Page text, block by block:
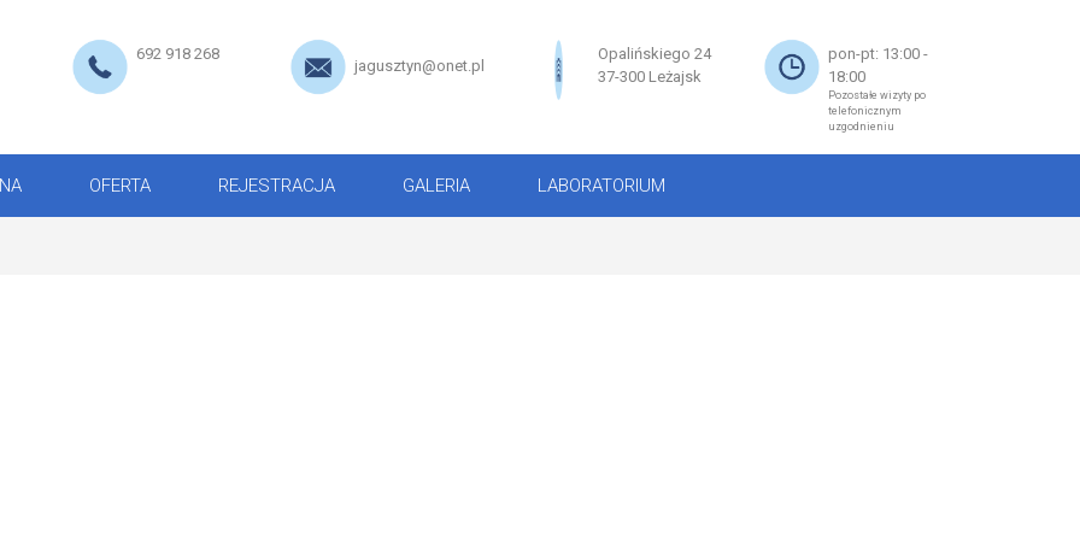
692 918 268
jagusztyn@onet.pl
Opalińskiego 24
37-300 Leżajsk
pon-pt: 13:00 -
18:00
Pozostałe wizyty po
telefonicznym
uzgodnieniu
OFERTA REJESTRACJA GALERIA LABORATORIUM